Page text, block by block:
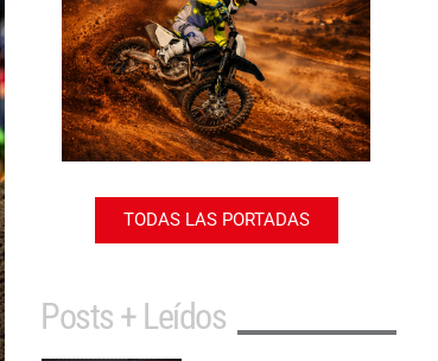
TODAS LAS PORTADAS
Posts + Leídos